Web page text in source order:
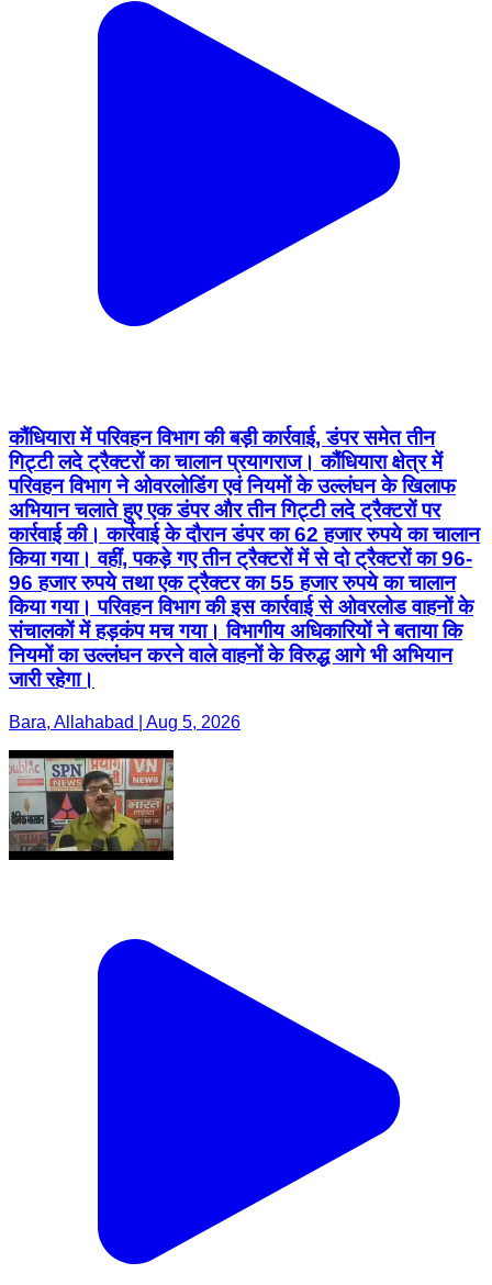
कौंधियारा में परिवहन विभाग की बड़ी कार्रवाई, डंपर समेत तीन
गिट्टी लदे ट्रैक्टरों का चालान प्रयागराज। कौंधियारा क्षेत्र में
परिवहन विभाग ने ओवरलोडिंग एवं नियमों के उल्लंघन के खिलाफ
अभियान चलाते हुए एक डंपर और तीन गिट्टी लदे ट्रैक्टरों पर
कार्रवाई की। कार्रवाई के दौरान डंपर का 62 हजार रुपये का चालान
किया गया। वहीं, पकड़े गए तीन ट्रैक्टरों में से दो ट्रैक्टरों का 96-
96 हजार रुपये तथा एक ट्रैक्टर का 55 हजार रुपये का चालान
किया गया। परिवहन विभाग की इस कार्रवाई से ओवरलोड वाहनों के
संचालकों में हड़कंप मच गया। विभागीय अधिकारियों ने बताया कि
नियमों का उल्लंघन करने वाले वाहनों के विरुद्ध आगे भी अभियान
जारी रहेगा।
Bara, Allahabad | Aug 5, 2026